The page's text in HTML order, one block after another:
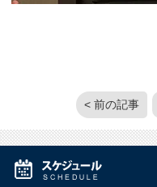
< 前の記事